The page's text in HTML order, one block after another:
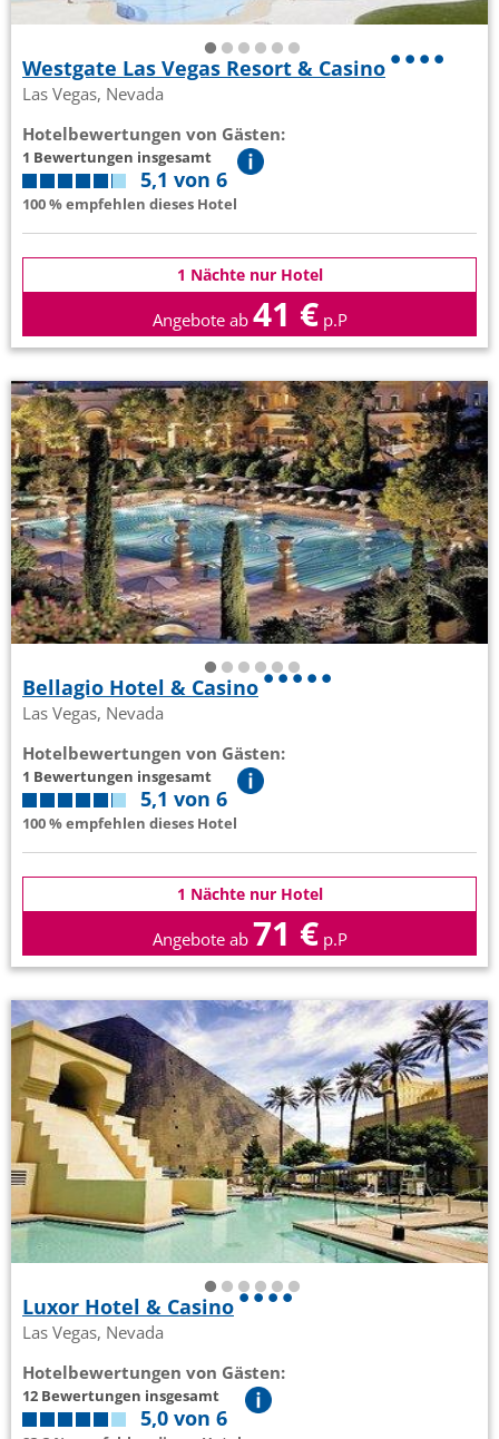
Westgate Las Vegas Resort & Casino
Las Vegas, Nevada
Hotelbewertungen von Gästen:
1 Bewertungen insgesamt
5,1 von 6
100 % empfehlen dieses Hotel
1 Nächte nur Hotel
Angebote ab 41 € p.P
Bellagio Hotel & Casino
Las Vegas, Nevada
Hotelbewertungen von Gästen:
1 Bewertungen insgesamt
5,1 von 6
100 % empfehlen dieses Hotel
1 Nächte nur Hotel
Angebote ab 71 € p.P
Luxor Hotel & Casino
Las Vegas, Nevada
Hotelbewertungen von Gästen:
12 Bewertungen insgesamt
5,0 von 6